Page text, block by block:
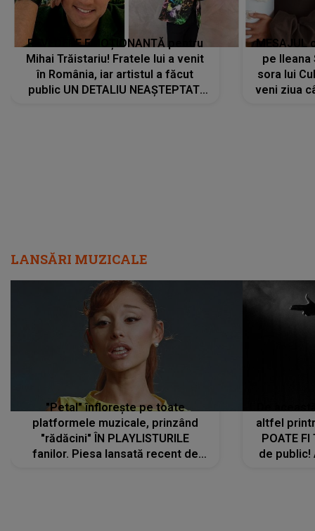
REVEDERE EMOȚIONANTĂ pentru
Mihai Trăistariu! Fratele lui a venit
în România, iar artistul a făcut
public UN DETALIU NEAȘTEPTAT:
MESAJUL
pe Ileana
sora lui
veni ziua
LANSĂRI MUZICALE
"Petal" înflorește pe toate
platformele muzicale, prinzând
"rădăcini" ÎN PLAYLISTURILE
fanilor. Piesa lansată recent de
altfel
POATE FI
de public!